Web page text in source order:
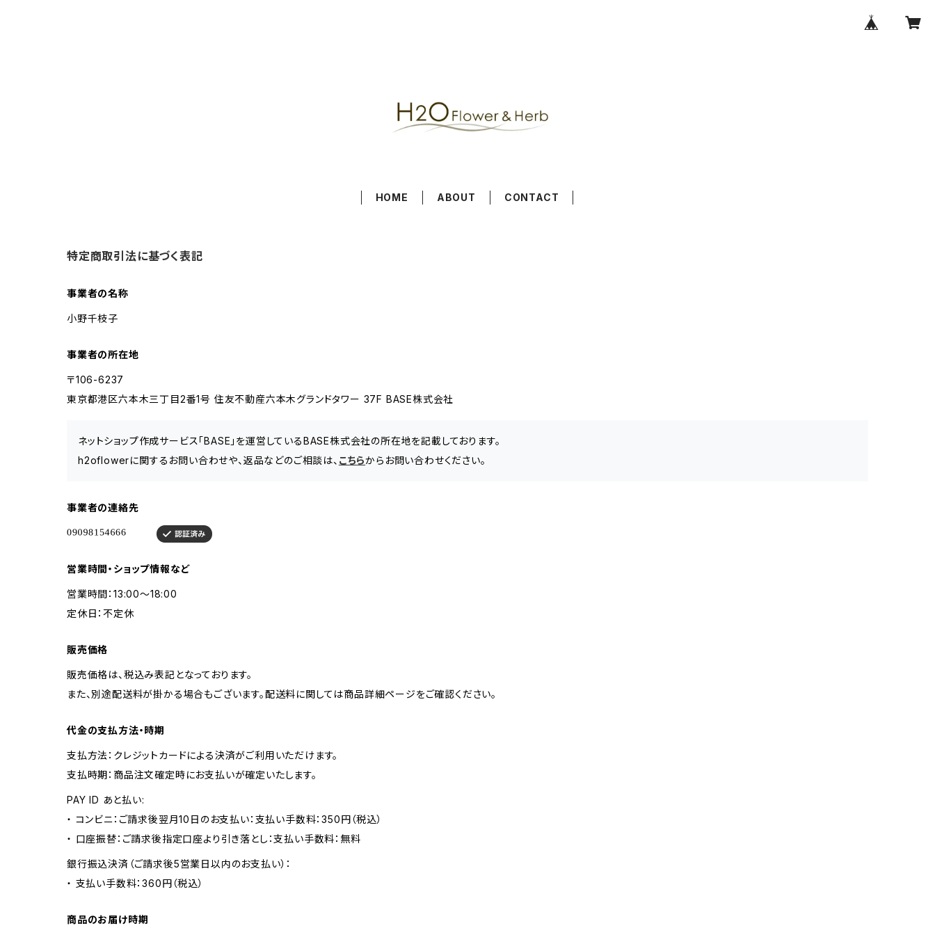
HOME ABOUT CONTACT
特定商取引法に基づく表記
事業者の名称
小野千枝子
事業者の所在地
〒106-6237
東京都港区六本木三丁目2番1号 住友不動産六本木グランドタワー 37F BASE株式会社
ネットショップ作成サービス「BASE」を運営しているBASE株式会社の所在地を記載しております。
h2oflowerに関するお問い合わせや、返品などのご相談は、 こちらからお問い合わせください。
事業者の連絡先
営業時間・ショップ情報など
営業時間：13:00〜18:00
定休日：不定休
販売価格
販売価格は、税込み表記となっております。
また、別途配送料が掛かる場合もございます。配送料に関しては商品詳細ページをご確認ください。
代金の支払方法・時期
支払方法：クレジットカードによる決済がご利用いただけます。
支払時期：商品注文確定時にお支払いが確定いたします。
PAY ID あと払い:
・ コンビニ：ご請求後翌月10日のお支払い：支払い手数料：350円（税込）
・ 口座振替：ご請求後指定口座より引き落とし：支払い手数料：無料
銀行振込決済（ご請求後5営業日以内のお支払い）：
・ 支払い手数料：360円（税込）
商品のお届け時期